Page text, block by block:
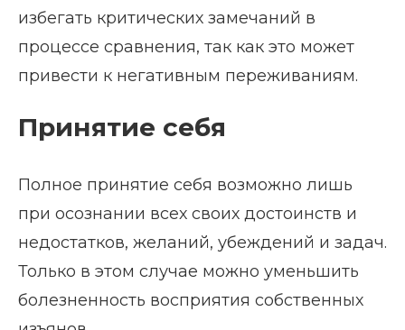
избегать критических замечаний в
процессе сравнения, так как это может
привести к негативным переживаниям.
Принятие себя
Полное принятие себя возможно лишь
при осознании всех своих достоинств и
недостатков, желаний, убеждений и задач.
Только в этом случае можно уменьшить
болезненность восприятия собственных